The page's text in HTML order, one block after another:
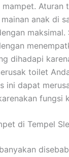
anak di
dihadapi
toilet
ini dapat
fungsi
di Tempel